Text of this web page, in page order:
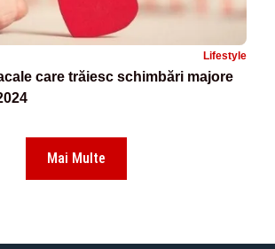
Lifestyle
care trăiesc schimbări majore
Mai Multe